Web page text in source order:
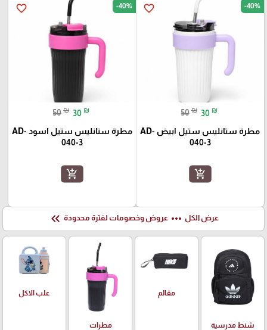
favorite_border -40%
50 ₪ 30 ₪
مطرة ستانليس ستيل ابيض AD-
040-3
add_shopping_cart
favorite_border -40%
50 ₪ 30 ₪
مطرة ستانليس ستيل اسود AD-
040-3
add_shopping_cart
عرض الكل more_horiz عروض وخصومات لفترة محدودة keyboard_double_arrow_left
شنط مدرسية
مقالم
مطرات
علب الاكل